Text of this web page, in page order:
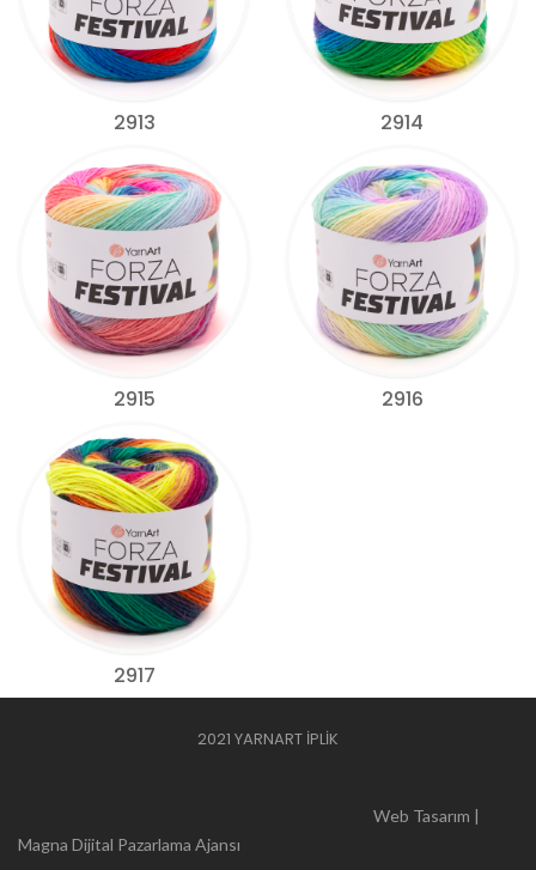
2913 2914
2915 2916
2917
2021 YARNART İPLİK
Web Tasarım |
Magna Dijital Pazarlama Ajansı